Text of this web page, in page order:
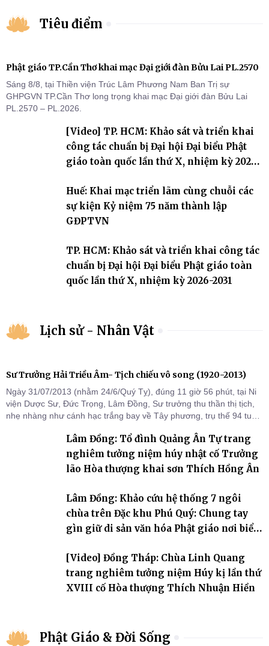
Tiêu điểm
Phật giáo TP.Cần Thơ khai mạc Đại giới đàn Bửu Lai PL.2570
Sáng 8/8, tại Thiền viện Trúc Lâm Phương Nam Ban Trị sự
GHPGVN TP.Cần Thơ long trọng khai mạc Đại giới đàn Bửu Lai
PL.2570 – PL.2026.
[Video] TP. HCM: Khảo sát và triển khai
công tác chuẩn bị Đại hội Đại biểu Phật
giáo toàn quốc lần thứ X, nhiệm kỳ 2026-
Huế: Khai mạc triển lãm cùng chuỗi các
sự kiện Kỷ niệm 75 năm thành lập
GĐPTVN
TP. HCM: Khảo sát và triển khai công tác
chuẩn bị Đại hội Đại biểu Phật giáo toàn
quốc lần thứ X, nhiệm kỳ 2026-2031
Lịch sử - Nhân Vật
Sư Trưởng Hải Triều Âm- Tịch chiếu vô song (1920-2013)
Ngày 31/07/2013 (nhằm 24/6/Quý Tỵ), đúng 11 giờ 56 phút, tại Ni
viện Dược Sư, Đức Trọng, Lâm Đồng, Sư trưởng thu thần thị tịch,
nhẹ nhàng như cánh hạc trắng bay về Tây phương, trụ thế 94 tuổi
Lâm Đồng: Tổ đình Quảng Ân Tự trang
nghiêm tưởng niệm húy nhật cố Trưởng
lão Hòa thượng khai sơn Thích Hồng Ân
Lâm Đồng: Khảo cứu hệ thống 7 ngôi
chùa trên Đặc khu Phú Quý: Chung tay
gìn giữ di sản văn hóa Phật giáo nơi biển
[Video] Đồng Tháp: Chùa Linh Quang
trang nghiêm tưởng niệm Húy kị lần thứ
XVIII cố Hòa thượng Thích Nhuận Hiền
Phật Giáo & Đời Sống